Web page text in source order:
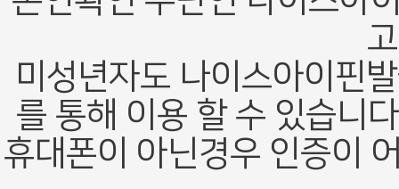
미성년자도 나이스아이핀
를 통해 이용 할 수 있습니
휴대폰이 아닌경우 인증이